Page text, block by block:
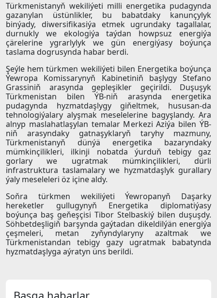
Türkmenistanyň wekiliýeti milli energetika pudagynda
gazanylan üstünlikler, bu babatdaky kanunçylyk
binýady, diwersifikasiýa etmek ugrundaky tagallalar,
durnukly we ekologiýa taýdan howpsuz energiýa
çärelerine ygrarlylyk we gün energiýasy boýunça
taslama dogrusynda habar berdi.
Şeýle hem türkmen wekiliýeti bilen Energetika boýunça
Ýewropa Komissarynyň Kabinetiniň başlygy Stefano
Grassiniň arasynda gepleşikler geçirildi. Duşuşyk
Türkmenistan bilen ÝB-niň arasynda energetika
pudagynda hyzmatdaşlygy giňeltmek, hususan-da
tehnologiýalary alyşmak meselelerine bagyşlandy. Ara
alnyp maslahatlaşylan temalar Merkezi Aziýa bilen ÝB-
niň arasyndaky gatnaşyklaryň taryhy mazmuny,
Türkmenistanyň dünýä energetika bazaryndaky
mümkinçilikleri, ilkinji nobatda ýurduň tebigy gaz
gorlary we ugratmak mümkinçilikleri, dürli
infrastruktura taslamalary we hyzmatdaşlyk gurallary
ýaly meseleleri öz içine aldy.
Soňra türkmen wekiliýeti Ýewropanyň Daşarky
hereketler gullugynyň Energetika diplomatiýasy
boýunça baş geňeşçisi Tibor Stelbaskiý bilen duşuşdy.
Söhbetdeşligiň barşynda gaýtadan dikeldilýän energiýa
çeşmeleri, metan zyňyndylaryny azaltmak we
Türkmenistandan tebigy gazy ugratmak babatynda
hyzmatdaşlyga aýratyn üns berildi.